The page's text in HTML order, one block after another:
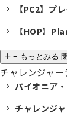
【PC2】プ
【HOP】
− もっとみる
チャレンジャー
パイオニア
チャレンジ